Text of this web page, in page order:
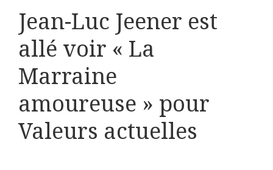
Jean-Luc Jeener est
allé voir « La
Marraine
amoureuse » pour
Valeurs actuelles